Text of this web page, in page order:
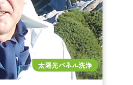
太陽光パネル洗浄